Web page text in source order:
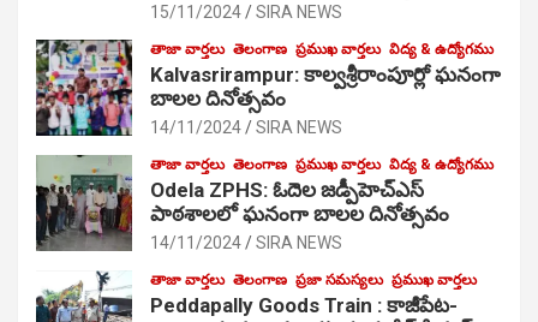
15/11/2024 SIRA NEWS
తాజా వార్తలు తెలంగాణ ప్రముఖ వార్తలు విద్య & ఉద్యోగము
Kalvasrirampur: కాల్వశ్రీరాంపూర్లో ఘనంగా
బాలల దినోత్సవం
14/11/2024 SIRA NEWS
తాజా వార్తలు తెలంగాణ ప్రముఖ వార్తలు విద్య & ఉద్యోగము
Odela ZPHS: ఓదెల జ‌డ్పీహెచ్ఎస్
పాఠ‌శాల‌లో ఘనంగా బాలల దినోత్సవం
14/11/2024 SIRA NEWS
తాజా వార్తలు తెలంగాణ ప్రజా సమస్యలు ప్రముఖ వార్తలు
Peddapally Goods Train : కాజీపేట-